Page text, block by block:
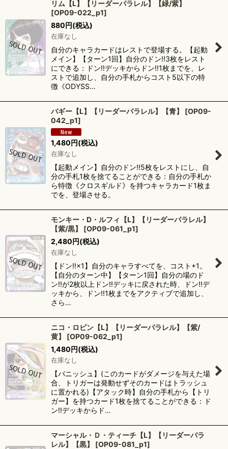
リム【L】【リーダーパラレル】【緑/紫】
[OP09-022_p1]
880円(税込)
在庫なし
自分のキャラカードはレストで登場する。【起動
メイン】【ターン1回】自分のドン!!3枚をレスト
にできる：ドン!!デッキからドン!!1枚までを、レ
ストで追加し、自分の手札からコスト5以下の特
徴《ODYSS…
バギー【L】【リーダーパラレル】【青】 [OP09-
042_p1]
1,480円(税込)
在庫なし
【起動メイン】自分のドン!!5枚をレストにし、自
分の手札1枚を捨てることができる：自分の手札か
ら特徴《クロスギルド》を持つキャラカード1枚ま
でを、登場させる。
モンキー・D・ルフィ【L】【リーダーパラレル】
【紫/黒】
[OP09-061_p1]
2,480円(税込)
在庫なし
【ドン!!×1】自分のキャラすべてを、コスト+1。
【自分のターン中】【ターン1回】自分の場のド
ン!!が2枚以上ドン!!デッキに戻された時、ドン!!デ
ッキから、ドン!!1枚までをアクティブで追加し、
さら…
ニコ・ロビン【L】【リーダーパラレル】【紫/
黄】
[OP09-062_p1]
1,480円(税込)
在庫なし
【バニッシュ】(このカードがダメージを与えた場
合、トリガーは発動せずそのカードはトラッシュ
に置かれる)【アタック時】自分の手札から【トリ
ガー】を持つカード1枚を捨てることができる：ド
ン!!デッキからド…
マーシャル・Ｄ・ティーチ【L】【リーダーパラ
レル】【黒】
[OP09-081_p1]